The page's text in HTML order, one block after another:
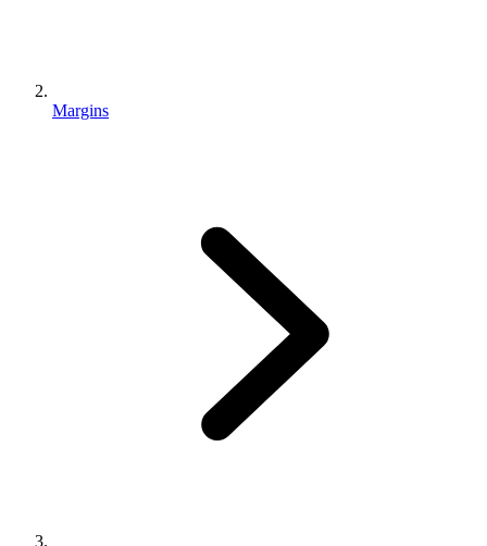
Margins